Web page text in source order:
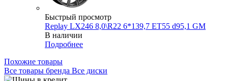
Быстрый просмотр
Replay LX246 8,0\R22 6*139,7 ET55 d95,1 GM
В наличии
Подробнее
Похожие товары
Все товары бренда Все диски